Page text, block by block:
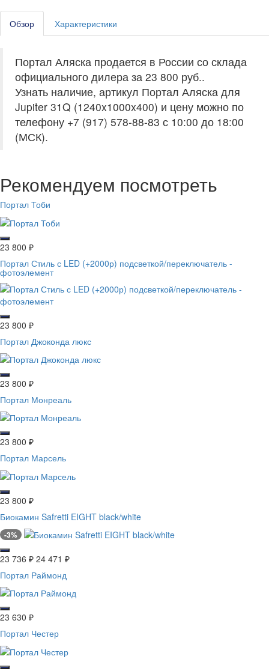
Обзор Характеристики
Портал Аляска продается в России со склада
официального дилера за 23 800 руб..
Узнать наличие, артикул Портал Аляска для
Jupiter 31Q (1240x1000x400) и цену можно по
телефону +7 (917) 578-88-83 с 10:00 до 18:00
(МСК).
Рекомендуем посмотреть
Портал Тоби
23 800 ₽
Портал Стиль с LED (+2000р) подсветкой/переключатель -
фотоэлемент
23 800 ₽
Портал Джоконда люкс
23 800 ₽
Портал Монреаль
23 800 ₽
Портал Марсель
23 800 ₽
Биокамин Safretti EIGHT black/white
-3%
23 736 ₽ 24 471 ₽
Портал Раймонд
23 630 ₽
Портал Честер